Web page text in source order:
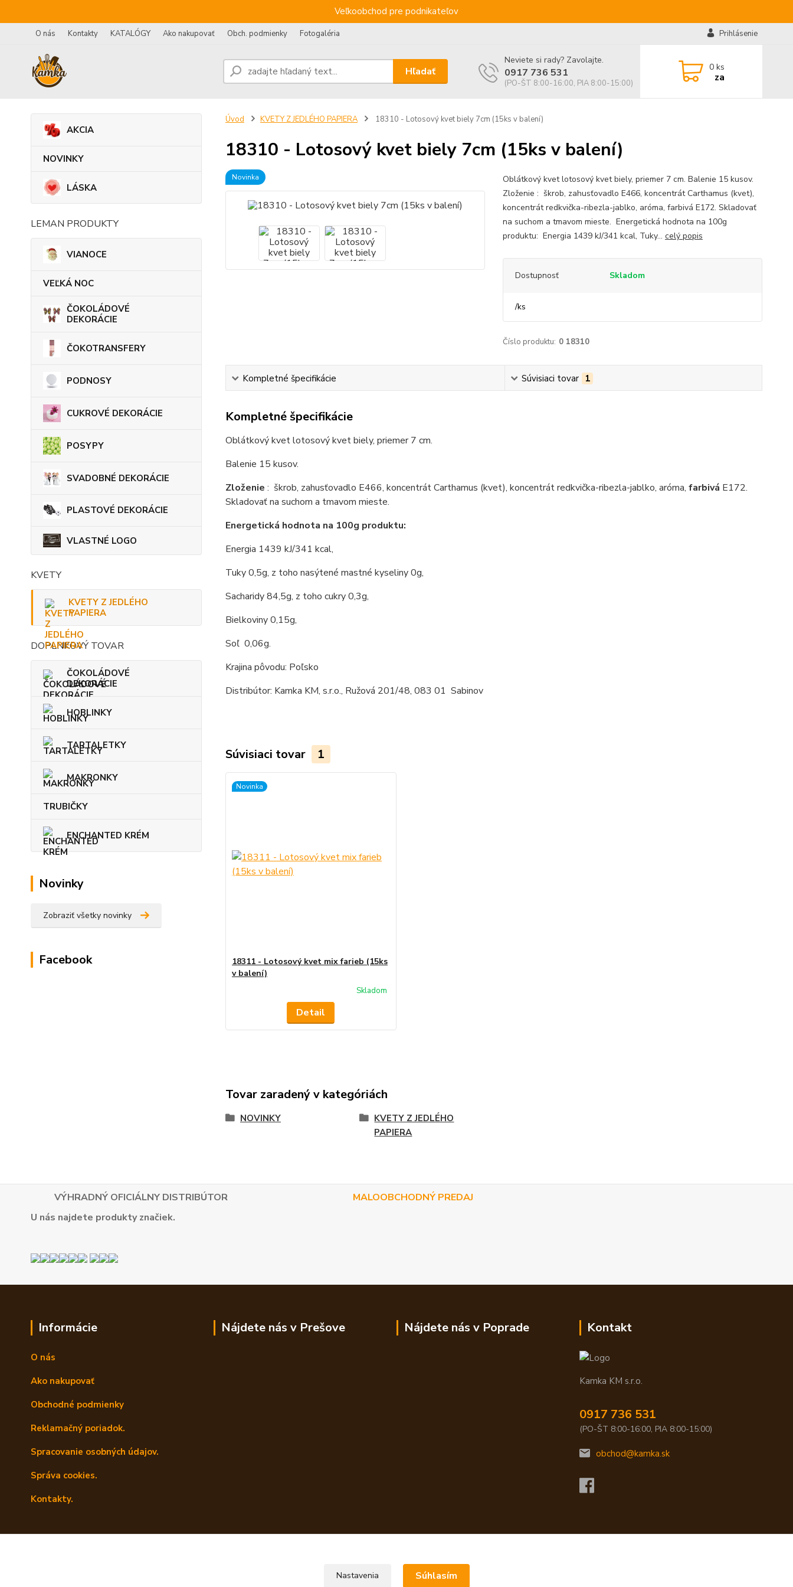
Veľkoobchod pre podnikateľov
O nás Kontakty KATALÓGY Ako nakupovať Obch. podmienky Fotogaléria Prihlásenie
Hľadať
Neviete si rady? Zavolajte.
0917 736 531
(PO-ŠT 8:00-16:00, PIA 8:00-15:00)
0 ks
za
AKCIA
NOVINKY
LÁSKA
LEMAN PRODUKTY
VIANOCE
VEĽKÁ NOC
ČOKOLÁDOVÉ
DEKORÁCIE
ČOKOTRANSFERY
PODNOSY
CUKROVÉ DEKORÁCIE
POSYPY
SVADOBNÉ DEKORÁCIE
PLASTOVÉ DEKORÁCIE
VLASTNÉ LOGO
KVETY
KVETY Z JEDLÉHO
PAPIERA
DOPLNKOVÝ TOVAR
ČOKOLÁDOVÉ
DEKORÁCIE
HOBLINKY
TARTALETKY
MAKRONKY
TRUBIČKY
ENCHANTED KRÉM
Novinky
Zobraziť všetky novinky
Facebook
Úvod KVETY Z JEDLÉHO PAPIERA 18310 - Lotosový kvet biely 7cm (15ks v balení)
18310 - Lotosový kvet biely 7cm (15ks v balení)
Novinka
Oblátkový kvet lotosový kvet biely, priemer 7 cm. Balenie 15 kusov.
Zloženie : škrob, zahusťovadlo E466, koncentrát Carthamus (kvet),
koncentrát redkvička-ribezla-jablko, aróma, farbivá E172. Skladovať
na suchom a tmavom mieste. Energetická hodnota na 100g
produktu: Energia 1439 kJ/341 kcal, Tuky... celý popis
Dostupnosť Skladom
/ks
Číslo produktu: 0 18310
Kompletné špecifikácie Súvisiaci tovar 1
Kompletné špecifikácie
Oblátkový kvet lotosový kvet biely, priemer 7 cm.
Balenie 15 kusov.
Zloženie : škrob, zahusťovadlo E466, koncentrát Carthamus (kvet), koncentrát redkvička-ribezla-jablko, aróma, farbivá E172.
Skladovať na suchom a tmavom mieste.
Energetická hodnota na 100g produktu:
Energia 1439 kJ/341 kcal,
Tuky 0,5g, z toho nasýtené mastné kyseliny 0g,
Sacharidy 84,5g, z toho cukry 0,3g,
Bielkoviny 0,15g,
Soľ 0,06g.
Krajina pôvodu: Poľsko
Distribútor: Kamka KM, s.r.o., Ružová 201/48, 083 01 Sabinov
Súvisiaci tovar 1
Novinka
18311 - Lotosový kvet mix farieb (15ks
v balení)
Skladom
Detail
Tovar zaradený v kategóriách
NOVINKY
KVETY Z JEDLÉHO
PAPIERA
VÝHRADNÝ OFICIÁLNY DISTRIBÚTOR
MALOOBCHODNÝ PREDAJ
U nás najdete produkty značiek.
Informácie
O nás
Ako nakupovať
Obchodné podmienky
Reklamačný poriadok.
Spracovanie osobných údajov.
Správa cookies.
Kontakty.
Nájdete nás v Prešove Nájdete nás v Poprade Kontakt
Kamka KM s.r.o.
0917 736 531
(PO-ŠT 8:00-16:00, PIA 8:00-15:00)
obchod@kamka.sk
Nastavenia Súhlasím